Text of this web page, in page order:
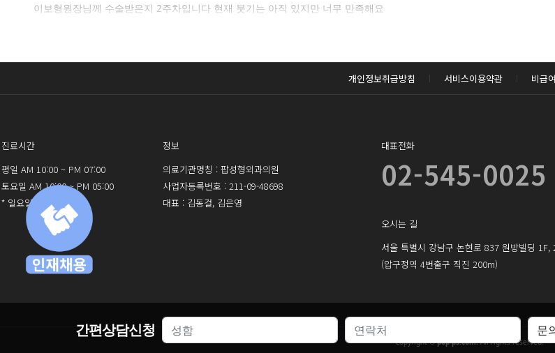
셀카후기 전체 내용은
로그인하기
이보형원장님께 수술받은지 2주차입니다 현재 붓기는 아직 있지만 너무 만족해요
개인정보취급방침 서비스이용약관 비급
진료시간
평일 AM 10:00 ~ PM 07:00
토요일 AM 10:00 ~ PM 05:00
* 일요일 휴진
정보
의료기관명칭 : 팝성형외과의원
사업자등록번호 : 211-09-48698
대표 : 김동걸, 김은영
대표전화
02-545-0025
오시는 길
서울 특별시 강남구 논현로 837 원방빌딩 1F,
(압구정역 4번출구 직진 200m)
Copyright ©pop-ps.com.All rights reserved.
간편상담신청